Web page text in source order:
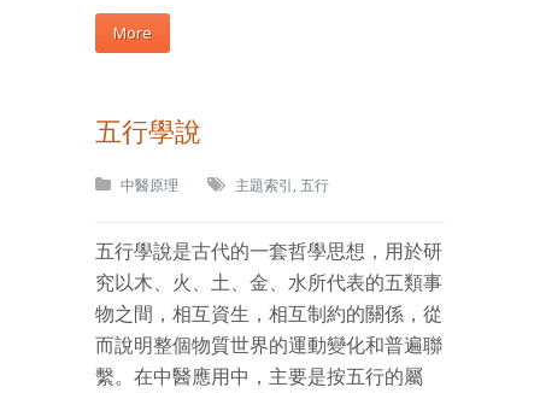
More
五行學說
中醫原理 主題索引, 五行
五行學說是古代的一套哲學思想，用於研
究以木、火、土、金、水所代表的五類事
物之間，相互資生，相互制約的關係，從
而說明整個物質世界的運動變化和普遍聯
繫。在中醫應用中，主要是按五行的屬